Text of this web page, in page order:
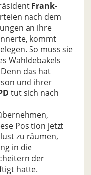
Frank-
nach dem
an ihre
kommt
So muss sie
Wahldebakels
das hat
und ihrer
tut sich nach
Position jetzt
zu räumen,
in die
der
hatte.